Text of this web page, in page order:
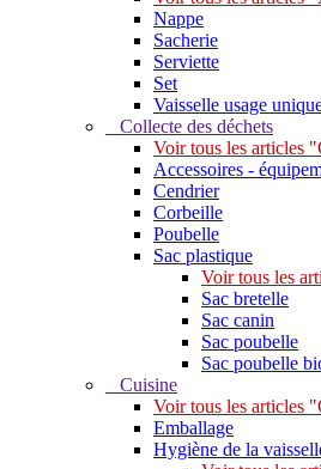
Nappe
Sacherie
Serviette
Set
Vaisselle usage
Collecte des déchets
Voir tous les articles
Accessoires -
Cendrier
Corbeille
Poubelle
Sac plastique
Voir tous les
Sac bretelle
Sac canin
Sac poubelle
Sac poubelle
Cuisine
Voir tous les articles
Emballage
Hygiène de la